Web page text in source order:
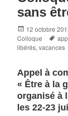
sans
Posted
on
12 octobre
Colloque
libérés,vacances
Appel à
« Être à la
organisé à
les 22-23